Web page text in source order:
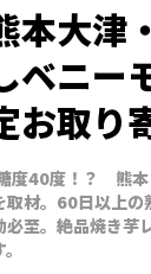
本大津
ベニー
お取り
度40度！？ 熊本
材。60日以上の
至。絶品焼き芋